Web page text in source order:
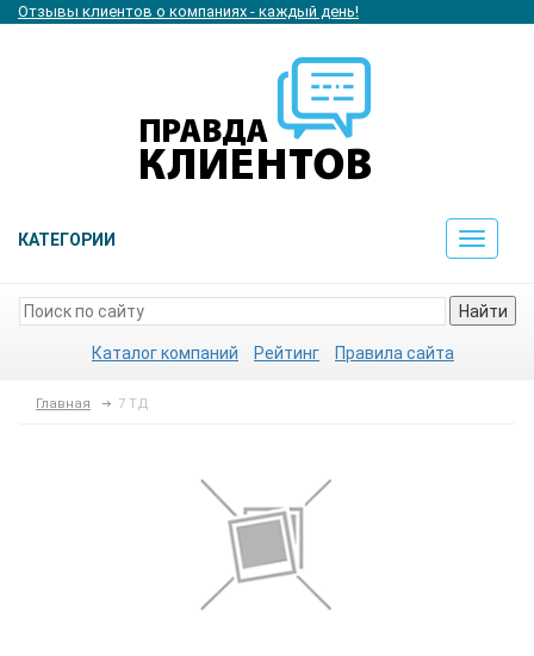
Отзывы клиентов о компаниях - каждый день!
КАТЕГОРИИ
Toggle
Найти
Каталог компаний Рейтинг Правила сайта
Главная 7 ТД